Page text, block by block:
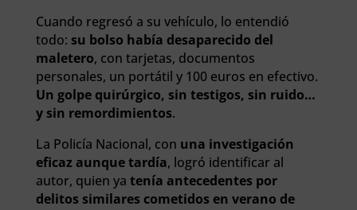
Cuando regresó a su vehículo, lo entendió
todo: su bolso había desaparecido del
maletero, con tarjetas, documentos
personales, un portátil y 100 euros en efectivo.
Un golpe quirúrgico, sin testigos, sin ruido…
y sin remordimientos.
La Policía Nacional, con una investigación
eficaz aunque tardía, logró identificar al
autor, quien ya tenía antecedentes por
delitos similares cometidos en verano de